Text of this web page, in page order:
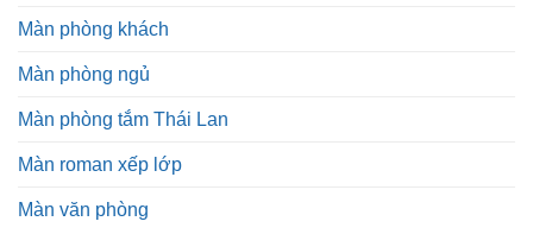
Màn phòng khách
Màn phòng ngủ
Màn phòng tắm Thái Lan
Màn roman xếp lớp
Màn văn phòng